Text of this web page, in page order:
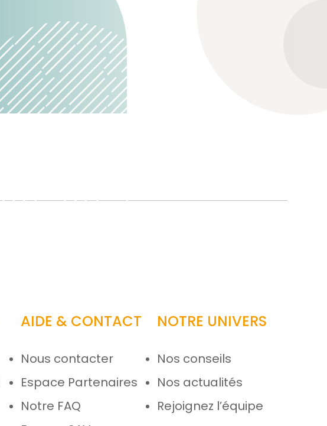
AIDE & CONTACT
Nous contacter
Espace Partenaires
Notre FAQ
NOTRE UNIVERS
Nos conseils
Nos actualités
Rejoignez l’équipe